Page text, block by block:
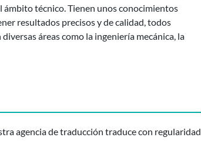
ámbito técnico. Tienen unos conocimientos
resultados precisos y de calidad, todos
áreas como la ingeniería mecánica, la
agencia de traducción traduce con regularidad